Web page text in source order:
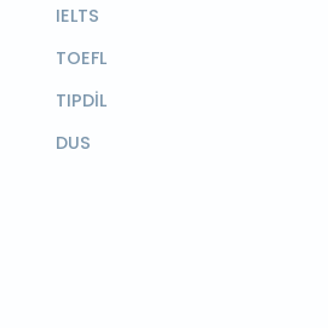
IELTS
TOEFL
TIPDİL
DUS